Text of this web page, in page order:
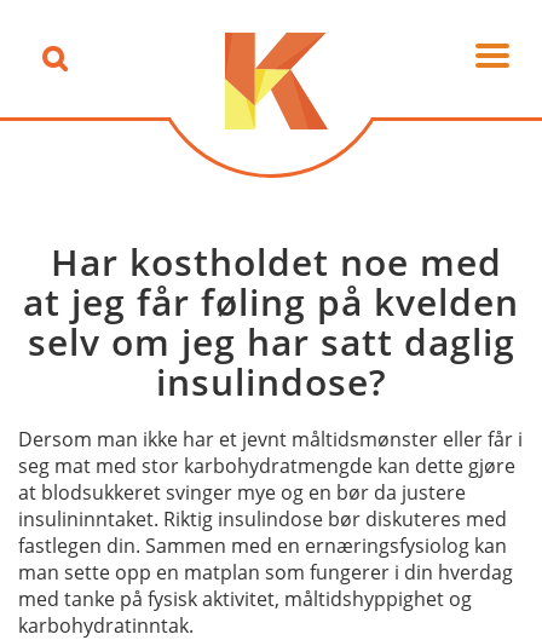
Har kostholdet noe med
at jeg får føling på kvelden
selv om jeg har satt daglig
insulindose?
Dersom man ikke har et jevnt måltidsmønster eller får i
seg mat med stor karbohydratmengde kan dette gjøre
at blodsukkeret svinger mye og en bør da justere
insulininntaket. Riktig insulindose bør diskuteres med
fastlegen din. Sammen med en ernæringsfysiolog kan
man sette opp en matplan som fungerer i din hverdag
med tanke på fysisk aktivitet, måltidshyppighet og
karbohydratinntak.